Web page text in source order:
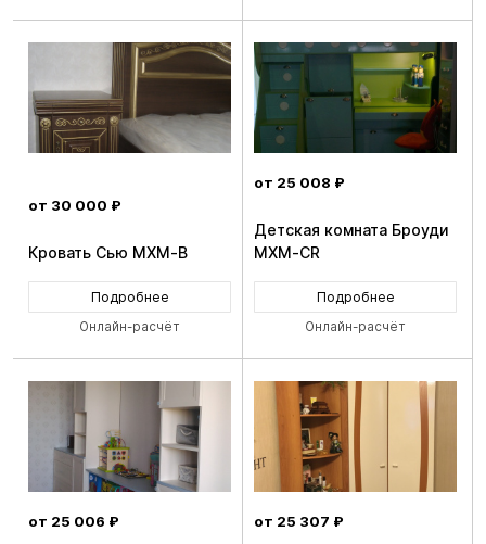
от 30 000 ₽
Кровать Сью MXM-B
Подробнее
Онлайн-расчёт
от 25 008 ₽
Детская комната Броуди
MXM-CR
Подробнее
Онлайн-расчёт
от 25 006 ₽ от 25 307 ₽